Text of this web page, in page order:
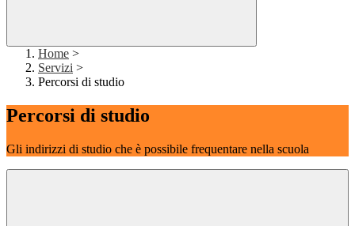
Home >
Servizi >
Percorsi di studio
Percorsi di studio
Gli indirizzi di studio che è possibile frequentare nella scuola